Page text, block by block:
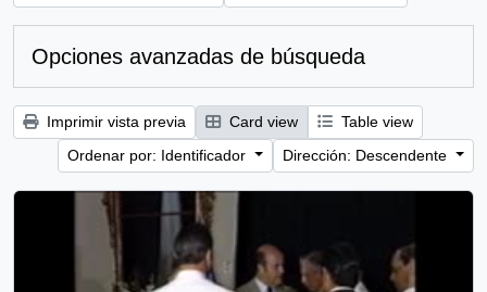
Opciones avanzadas de búsqueda
Imprimir vista previa Card view
Table view
Ordenar por: Identificador
Dirección: Descendente